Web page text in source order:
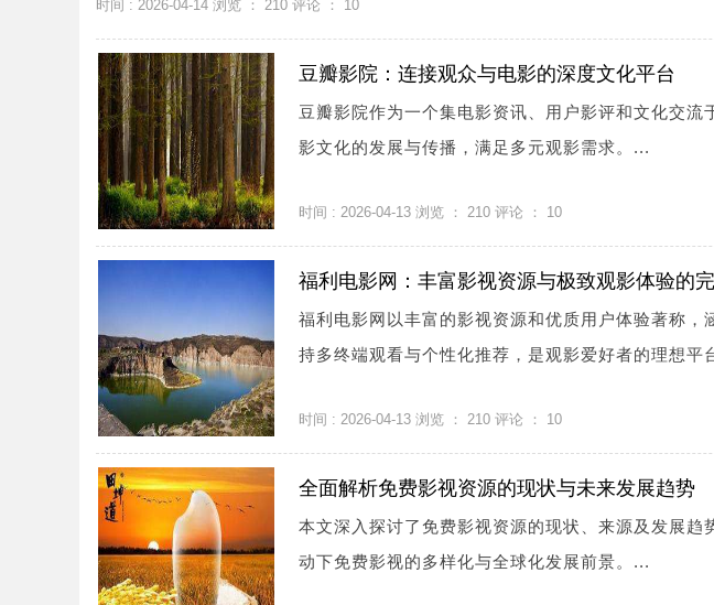
时间 : 2026-04-14 浏览 ： 210 评论 ： 10
豆瓣影院：连接观众与电影的深度文化平台
豆瓣影院作为一个集电影资讯、用户影评和文化交
影文化的发展与传播，满足多元观影需求。...
时间 : 2026-04-13 浏览 ： 210 评论 ： 10
福利电影网：丰富影视资源与极致观影体验的
福利电影网以丰富的影视资源和优质用户体验著称，
持多终端观看与个性化推荐，是观影爱好者的理想平
时间 : 2026-04-13 浏览 ： 210 评论 ： 10
全面解析免费影视资源的现状与未来发展趋势
本文深入探讨了免费影视资源的现状、来源及发展趋
动下免费影视的多样化与全球化发展前景。...